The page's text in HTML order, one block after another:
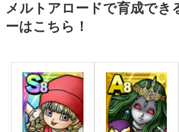
メルトアロードで育成でき
ーはこちら！